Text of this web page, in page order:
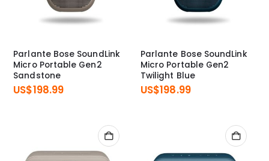
Parlante Bose SoundLink
Micro Portable Gen2
Sandstone
US$198.99
Parlante Bose SoundLink
Micro Portable Gen2
Twilight Blue
US$198.99